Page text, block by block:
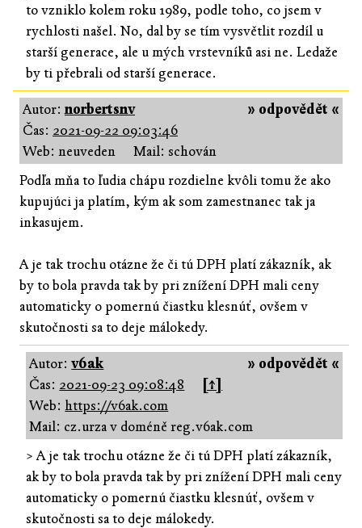
to vzniklo kolem roku 1989, podle toho, co jsem v
rychlosti našel. No, dal by se tím vysvětlit rozdíl u
starší generace, ale u mých vrstevníků asi ne. Ledaže
by ti přebrali od starší generace.
» odpovědět «
Autor:norbertsnv
Čas: 2021-09-22 09:03:46
Web: neuveden
Mail: schován
Podľa mňa to ľudia chápu rozdielne kvôli tomu že ako
kupujúci ja platím, kým ak som zamestnanec tak ja
inkasujem.
A je tak trochu otázne že či tú DPH platí zákazník, ak
by to bola pravda tak by pri znížení DPH mali ceny
automaticky o pomernú čiastku klesnúť, ovšem v
skutočnosti sa to deje málokedy.
» odpovědět «
Autor:v6ak
Čas: 2021-09-23 09:08:48
[↑]
Web:https://v6ak.com
Mail: cz.urza v doméně reg.v6ak.com
> A je tak trochu otázne že či tú DPH platí zákazník,
ak by to bola pravda tak by pri znížení DPH mali ceny
automaticky o pomernú čiastku klesnúť, ovšem v
skutočnosti sa to deje málokedy.